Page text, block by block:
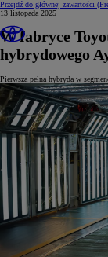
Przejdź do głównej zawartości
13 listopada 2025
W fabryce
hybrydowego
Pierwsza pełna hybryda w